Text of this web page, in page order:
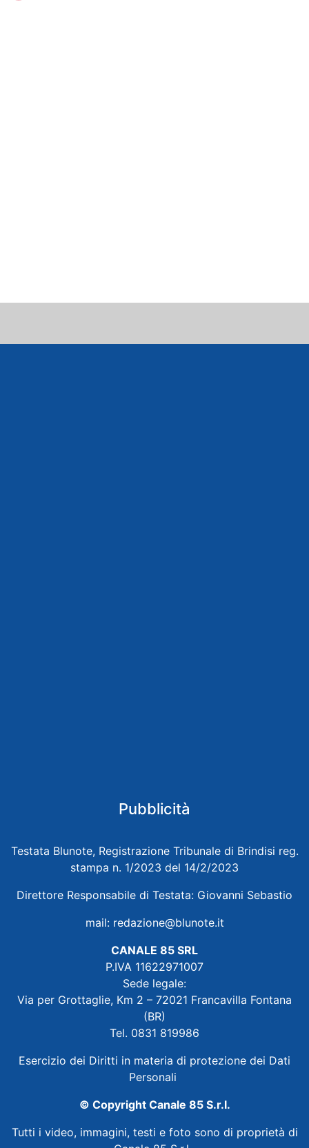
Pubblicità
Testata Blunote, Registrazione Tribunale di Brindisi reg.
stampa n. 1/2023 del 14/2/2023
Direttore Responsabile di Testata: Giovanni Sebastio
mail: redazione@blunote.it
CANALE 85 SRL
P.IVA 11622971007
Sede legale:
Via per Grottaglie, Km 2 – 72021 Francavilla Fontana
(BR)
Tel. 0831 819986
Esercizio dei Diritti in materia di protezione dei Dati
Personali
© Copyright Canale 85 S.r.l.
Tutti i video, immagini, testi e foto sono di proprietà di